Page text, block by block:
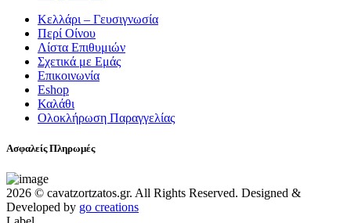
Κελλάρι – Γευσιγνωσία
Περί Οίνου
Λίστα Επιθυμιών
Σχετικά με Εμάς
Επικοινωνία
Eshop
Καλάθι
Ολοκλήρωση Παραγγελίας
Ασφαλείς Πληρωμές
2026 © cavatzortzatos.gr. All Rights Reserved. Designed &
Developed by go creations